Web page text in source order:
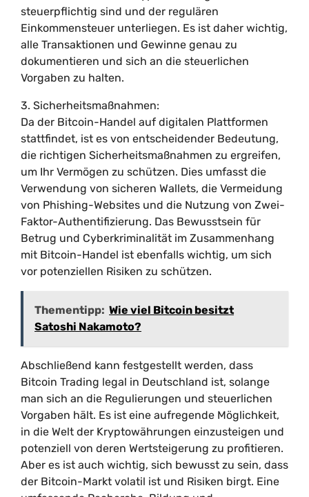
steuerpflichtig sind und der regulären
Einkommensteuer unterliegen. Es ist daher wichtig,
alle Transaktionen und Gewinne genau zu
dokumentieren und sich an die steuerlichen
Vorgaben zu halten.
3. Sicherheitsmaßnahmen:
Da der Bitcoin-Handel auf digitalen Plattformen
stattfindet, ist es von entscheidender Bedeutung,
die richtigen Sicherheitsmaßnahmen zu ergreifen,
um Ihr Vermögen zu schützen. Dies umfasst die
Verwendung von sicheren Wallets, die Vermeidung
von Phishing-Websites und die Nutzung von Zwei-
Faktor-Authentifizierung. Das Bewusstsein für
Betrug und Cyberkriminalität im Zusammenhang
mit Bitcoin-Handel ist ebenfalls wichtig, um sich
vor potenziellen Risiken zu schützen.
Thementipp: Wie viel Bitcoin besitzt
Satoshi Nakamoto?
Abschließend kann festgestellt werden, dass
Bitcoin Trading legal in Deutschland ist, solange
man sich an die Regulierungen und steuerlichen
Vorgaben hält. Es ist eine aufregende Möglichkeit,
in die Welt der Kryptowährungen einzusteigen und
potenziell von deren Wertsteigerung zu profitieren.
Aber es ist auch wichtig, sich bewusst zu sein, dass
der Bitcoin-Markt volatil ist und Risiken birgt. Eine